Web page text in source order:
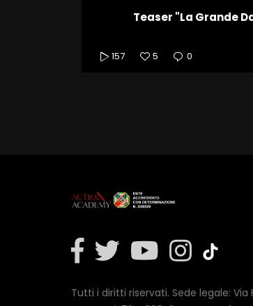
Teaser "La Grande
157 5 0
Tutti i diritti riservati. Sede legale: Via